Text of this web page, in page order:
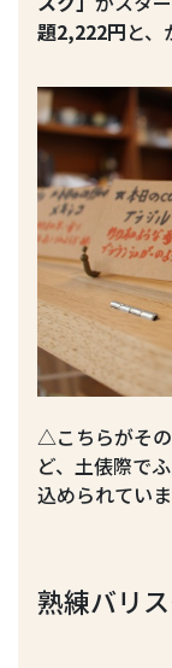
題2,222円と、
△こちらがそ
ど、土俵際で
込められてい
熟練バリ